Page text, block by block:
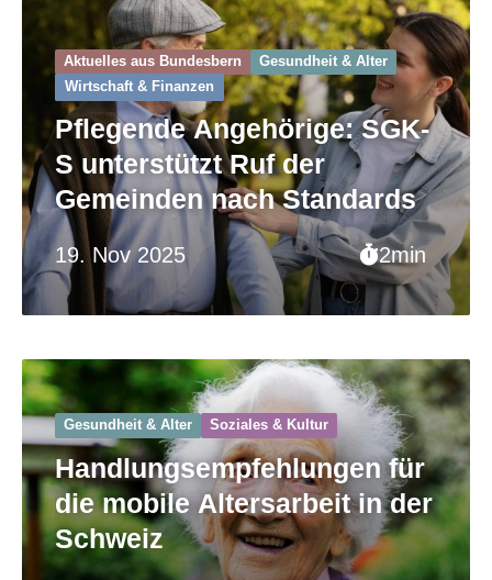
19. Nov 2025 2min
Aktuelles aus Bundesbern
Gesundheit & Alter
Wirtschaft & Finanzen
Pflegende Angehörige: SGK-
S unterstützt Ruf der
Gemeinden nach Standards
Gesundheit & Alter Soziales & Kultur
Handlungsempfehlungen für
die mobile Altersarbeit in der
Schweiz